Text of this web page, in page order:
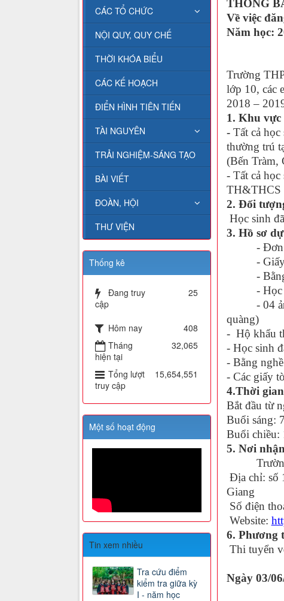
THÔNG
Về việc
Năm học:
Trường
lớp 10, các
2018 –
1. Khu vực
- Tất cả học
thường trú
(Bến Tràm,
- Tất cả
TH&THCS
2. Đối
Học sinh
3. Hồ sơ
- Đơn xin
- Giấy
- Bằng
- Học bạ
- 04 ảnh
quàng)
- Hộ khẩu
- Học sinh
- Bằng
- Các giấy
4.Thời
Bắt đầu từ
Buổi sáng:
Buổi chiều:
5. Nơi
Trường
Địa chỉ: số
Giang
Số điện
Website:
6. Phương
Thi tuyển
Ngày 03/
CÁC TỔ CHỨC
NỘI QUY, QUY CHẾ
THỜI KHÓA BIỂU
CÁC KẾ HOẠCH
ĐIỂN HÌNH TIÊN TIẾN
TÀI NGUYÊN
TRẢI NGHIỆM-SÁNG TẠO
BÀI VIẾT
ĐOÀN, HỘI
THƯ VIỆN
Thống kê
Đang truy
cập
25
Hôm nay
408
Tháng
hiện tại
32,065
Tổng lượt
truy cập
15,654,551
Một số hoạt động
Tin xem nhiều
Tra cứu điểm
kiểm tra giữa kỳ
I - năm học